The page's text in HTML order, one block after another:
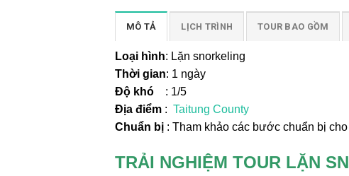
MÔ TẢ LỊCH TRÌNH TOUR BAO GỒM
Loại hình: Lặn snorkeling
Thời gian: 1 ngày
Độ khó : 1/5
Địa điểm : Taitung County
Chuẩn bị : Tham khảo các bước chuẩn bị
TRẢI NGHIỆM TOUR LẶN